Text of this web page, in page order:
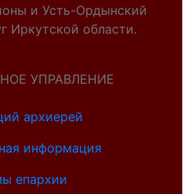
и Усть-Ордынский
Иркутской области.
УПРАВЛЕНИЕ
архиерей
информация
епархии